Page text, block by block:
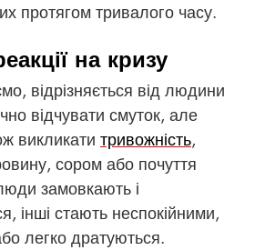
протягом тривалого часу.
на кризу
відрізняється від людини
відчувати смуток, але
викликати тривожність,
сором або почуття
замовкають і
інші стають неспокійними,
легко дратуються.